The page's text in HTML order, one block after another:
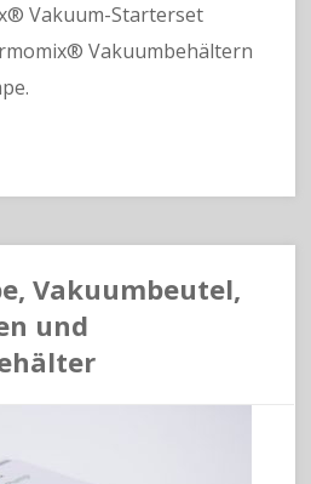
Vakuum-Starterset
Vakuumbehältern
Vakuumbeutel,
und